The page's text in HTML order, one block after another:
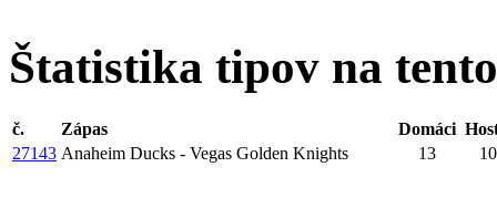
Štatistika tipov na
č. Zápas Domáci
27143 Anaheim Ducks - Vegas Golden Knights 13 10